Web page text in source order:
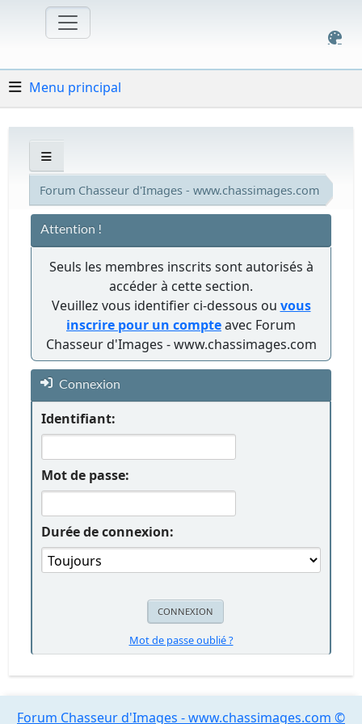
Menu principal
Forum Chasseur d'Images - www.chassimages.com
Attention !
Seuls les membres inscrits sont autorisés à
accéder à cette section.
Veuillez vous identifier ci-dessous ou vous
inscrire pour un compteavec Forum
Chasseur d'Images - www.chassimages.com
Connexion
Identifiant:
Mot de passe:
Durée de connexion:
Mot de passe oublié ?
Forum Chasseur d'Images - www.chassimages.com ©